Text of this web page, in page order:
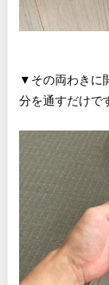
▼その両わきに
分を通すだけで